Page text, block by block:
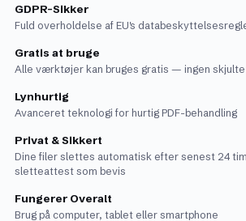
GDPR-Sikker
Fuld overholdelse af EU's
Gratis at bruge
Alle værktøjer kan bruges gratis — ingen
Lynhurtig
Avanceret teknologi for hurtig PDF-behandling
Privat & Sikkert
Dine filer slettes automatisk efter senest 24
sletteattest som bevis
Fungerer Overalt
Brug på computer, tablet eller smartphone